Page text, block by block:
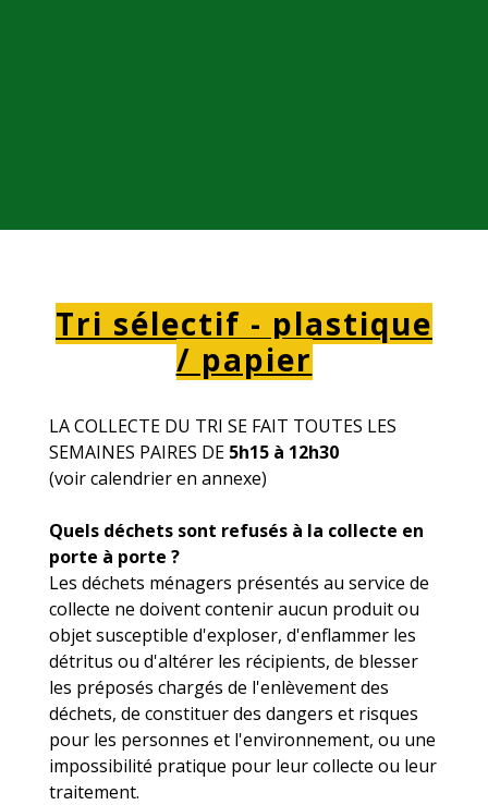
Tri sélectif - plastique
/ papier
LA COLLECTE DU TRI SE FAIT TOUTES LES
SEMAINES PAIRES DE 5h15 à 12h30
(voir calendrier en annexe)
Quels déchets sont refusés à la collecte en
porte à porte ?
Les déchets ménagers présentés au service de
collecte ne doivent contenir aucun produit ou
objet susceptible d'exploser, d'enflammer les
détritus ou d'altérer les récipients, de blesser
les préposés chargés de l'enlèvement des
déchets, de constituer des dangers et risques
pour les personnes et l'environnement, ou une
impossibilité pratique pour leur collecte ou leur
traitement.